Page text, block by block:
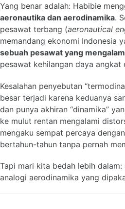
Yang benar adalah: Habibie
aeronautika dan aerodinamika.
pesawat terbang (aeronautical
memandang ekonomi Indonesia
sebuah pesawat yang
pesawat kehilangan daya angkat
Kesalahan penyebutan
besar terjadi karena keduanya
dan punya akhiran “dinamika”
ke mulut rentan mengalami
mengaku sempat percaya
bertahun-tahun tanpa pernah
Tapi mari kita bedah lebih dalam:
analogi aerodinamika yang